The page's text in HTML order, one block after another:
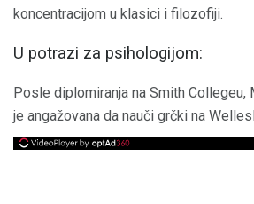
koncentracijom u klasici i filozofiji.
U potrazi za psihologijom:
Posle diplomiranja na Smith Collegeu,
je angažovana da nauči grčki na